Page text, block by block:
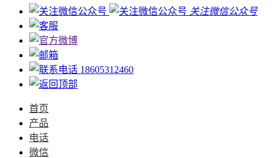
关注微信公众号
18605312460
首页
产品
电话
微信